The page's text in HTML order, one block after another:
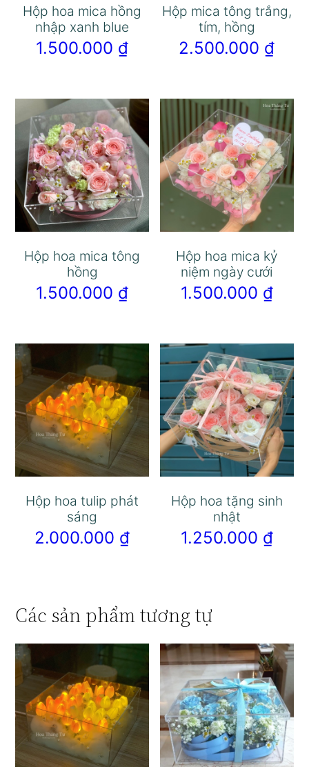
Hộp hoa mica hồng
nhập xanh blue
1.500.000 ₫
Hộp mica tông trắng,
tím, hồng
2.500.000 ₫
Hộp hoa mica tông
hồng
1.500.000 ₫
Hộp hoa mica kỷ
niệm ngày cưới
1.500.000 ₫
Hộp hoa tulip phát
sáng
2.000.000 ₫
Hộp hoa tặng sinh
nhật
1.250.000 ₫
Các sản phẩm tương tự